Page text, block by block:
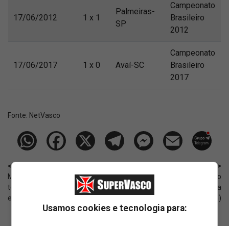
17/06/2012 1 x 1
Palmeiras-
SP
Campeonato
Brasileiro
2012
17/06/2017 1 x 0 Avaí-SC
Campeonato
Brasileiro
2017
Fonte: NetVasco
< Anterior
Mbappé supera Ademir e se
torna o 8º jogador com mais gols
em Copas
Próximo >
Agenda de transmissões do
Vasco nesta quarta
(17/06/2026)
Usamos cookies e tecnologia para: